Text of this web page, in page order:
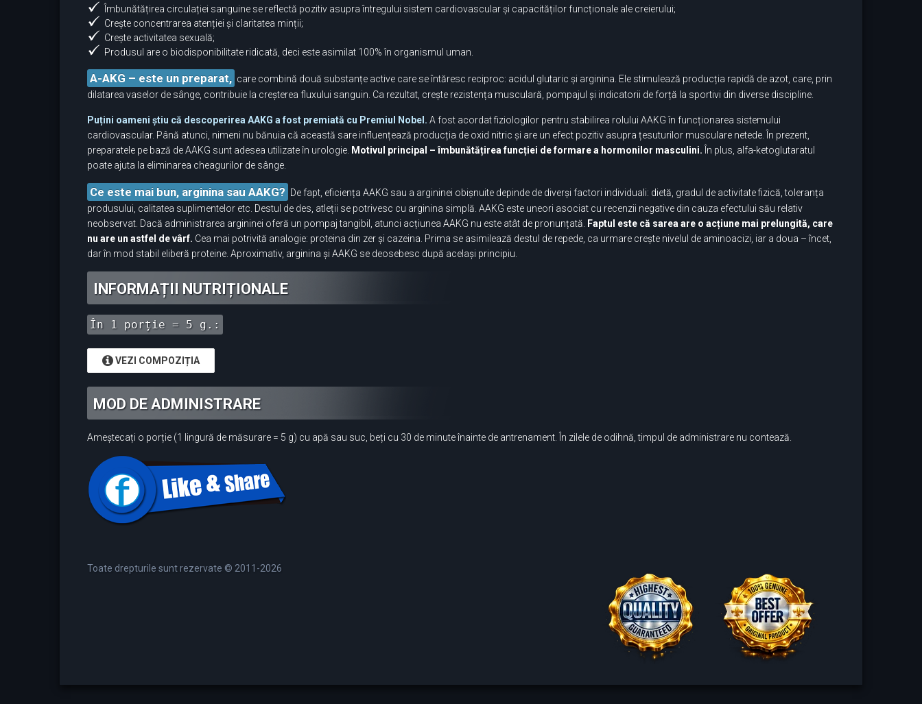
Îmbunătățirea circulației sanguine se reflectă pozitiv asupra întregului sistem cardiovascular și capacităților funcționale ale creierului;
Crește concentrarea atenției și claritatea minții;
Crește activitatea sexuală;
Produsul are o biodisponibilitate ridicată, deci este asimilat 100% în organismul uman.
A-AKG – este un preparat, care combină două substanțe active care se întăresc reciproc: acidul glutaric și arginina. Ele stimulează producția rapidă de azot, care, prin
dilatarea vaselor de sânge, contribuie la creșterea fluxului sanguin. Ca rezultat, crește rezistența musculară, pompajul și indicatorii de forță la sportivi din diverse discipline.
Puțini oameni știu că descoperirea AAKG a fost premiată cu Premiul Nobel. A fost acordat fiziologilor pentru stabilirea rolului AAKG în funcționarea sistemului
cardiovascular. Până atunci, nimeni nu bănuia că această sare influențează producția de oxid nitric și are un efect pozitiv asupra țesuturilor musculare netede. În prezent,
preparatele pe bază de AAKG sunt adesea utilizate în urologie. Motivul principal – îmbunătățirea funcției de formare a hormonilor masculini. În plus, alfa-ketoglutaratul
poate ajuta la eliminarea cheagurilor de sânge.
Ce este mai bun, arginina sau AAKG? De fapt, eficiența AAKG sau a argininei obișnuite depinde de diverși factori individuali: dietă, gradul de activitate fizică, toleranța
produsului, calitatea suplimentelor etc. Destul de des, atleții se potrivesc cu arginina simplă. AAKG este uneori asociat cu recenzii negative din cauza efectului său relativ
neobservat. Dacă administrarea argininei oferă un pompaj tangibil, atunci acțiunea AAKG nu este atât de pronunțată.
Faptul este că sarea are o acțiune mai prelungită, care
nu are un astfel de vârf. Cea mai potrivită analogie: proteina din zer și cazeina. Prima se asimilează destul de repede, ca urmare crește nivelul de aminoacizi, iar a doua – încet,
dar în mod stabil eliberă proteine. Aproximativ, arginina și AAKG se deosebesc după același principiu.
INFORMAȚII NUTRIȚIONALE
În 1 porție = 5 g.:
VEZI COMPOZIȚIA
MOD DE ADMINISTRARE
Ameștecați o porție (1 lingură de măsurare = 5 g) cu apă sau suc, beți cu 30 de minute înainte de antrenament. În zilele de odihnă, timpul de administrare nu contează.
Toate drepturile sunt rezervate © 2011-2026